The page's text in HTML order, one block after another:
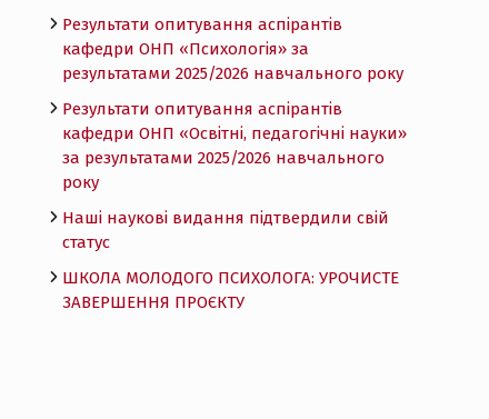
Результати опитування аспірантів
кафедри ОНП «Психологія» за
результатами 2025/2026 навчального року
Результати опитування аспірантів
кафедри ОНП «Освітні, педагогічні науки»
за результатами 2025/2026 навчального
року
Наші наукові видання підтвердили свій
статус
ШКОЛА МОЛОДОГО ПСИХОЛОГА: УРОЧИСТЕ
ЗАВЕРШЕННЯ ПРОЄКТУ